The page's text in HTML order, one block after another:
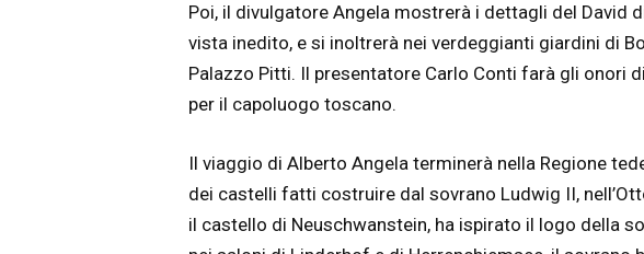
Poi, il divulgatore Angela mostrerà i dettagli del David
vista inedito, e si inoltrerà nei verdeggianti giardini di
Palazzo Pitti. Il presentatore Carlo Conti farà gli onori
per il capoluogo toscano.
Il viaggio di Alberto Angela terminerà nella Regione
dei castelli fatti costruire dal sovrano Ludwig II,
il castello di Neuschwanstein, ha ispirato il logo della